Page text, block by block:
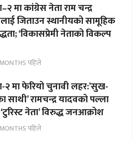
मा कांग्रेस नेता राम चन्द्र
जिताउन स्थानीयको सामूहिक
‘विकासप्रेमी नेताको विकल्प
पहिले
२ मा फेरियो चुनावी लहर:’सुख-
साथी’ रामचन्द्र यादवको पल्ला
नेता’ विरुद्ध जनआक्रोश
पहिले